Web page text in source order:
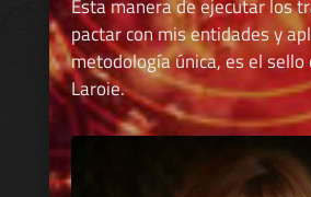
Esta manera de ejecutar los
pactar con mis entidades y
metodología única, es el
Laroie.